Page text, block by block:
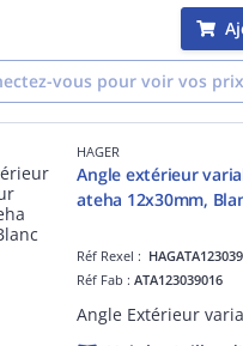
vous pour voir vos
HAGER
Angle extérieur
ateha 12x30mm,
Réf Rexel :
Réf Fab :ATA123039016